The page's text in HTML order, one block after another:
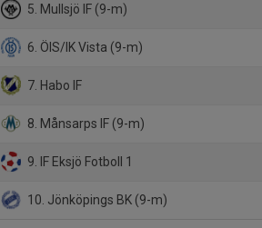
5. Mullsjö IF (9-m)
6. ÖIS/IK Vista (9-m)
7. Habo IF
8. Månsarps IF (9-m)
9. IF Eksjö Fotboll 1
10. Jönköpings BK (9-m)